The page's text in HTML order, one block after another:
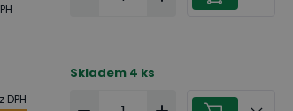
DPH
Skladem 4 ks